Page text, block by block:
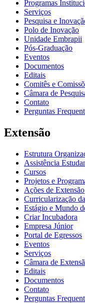
Programas
Serviços
Pesquisa e
Polo de Inovação
Unidade Embrapii
Pós-Graduação
Eventos
Documentos
Editais
Comitês e
Câmara de
Contato
Perguntas
Extensão
Estrutura
Assistência
Cursos
Projetos e
Ações de Extensão
Curricularização
Estágio e Mundo
Criar Incubadora
Empresa Júnior
Portal de Egressos
Eventos
Serviços
Câmara de
Editais
Documentos
Contato
Perguntas